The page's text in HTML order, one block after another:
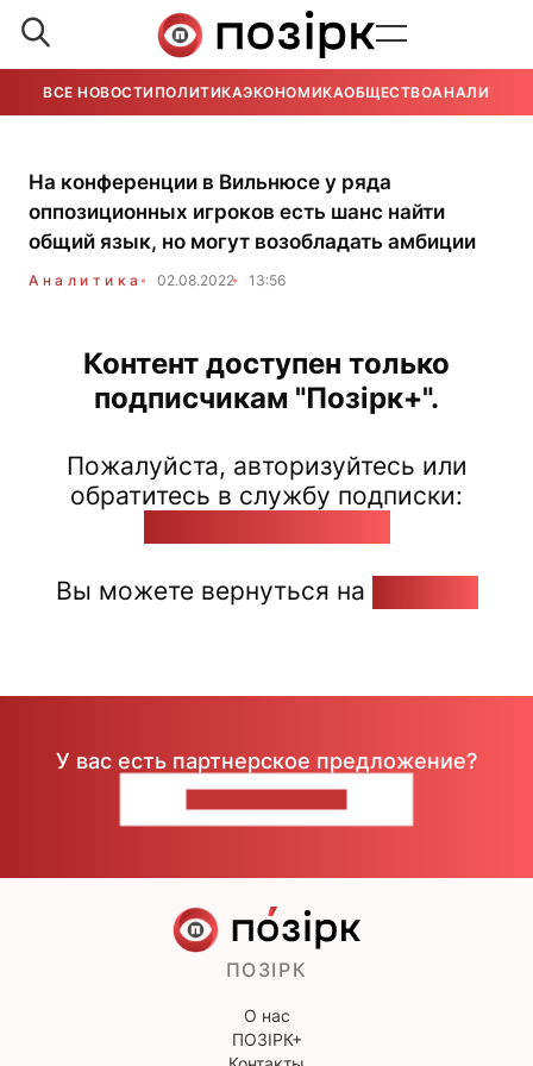
ВСЕ НОВОСТИ ПОЛИТИКАЭКОНОМИКАОБЩЕСТВОАНАЛИТИКА
На конференции в Вильнюсе у ряда
оппозиционных игроков есть шанс найти
общий язык, но могут возобладать амбиции
Аналитика 02.08.2022 13:56
Контент доступен только
подписчикам "Позірк+".
Пожалуйста, авторизуйтесь или
обратитесь в службу подписки:
Вы можете вернуться на
У вас есть партнерское предложение?
ПОЗІРК
О нас
ПОЗІРК+